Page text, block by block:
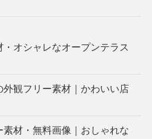
オシャレなオープンテラス
観フリー素材｜かわいい店
材・無料画像｜おしゃれな